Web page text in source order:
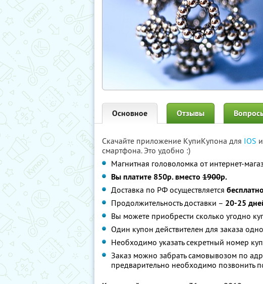
Основное Отзывы
Скачайте приложение КупиКупона для IOS
смартфона. Это удобно :)
Магнитная головоломка от интернет-
Вы платите 850р. вместо 1900р.
Доставка по РФ осуществляется бесплатно
Продолжительность доставки – 20-25
Вы можете приобрести сколько угодно
Один купон действителен для заказа
Необходимо указать секретный номер
Заказ можно забрать самовывозом по
предварительно необходимо позвонить